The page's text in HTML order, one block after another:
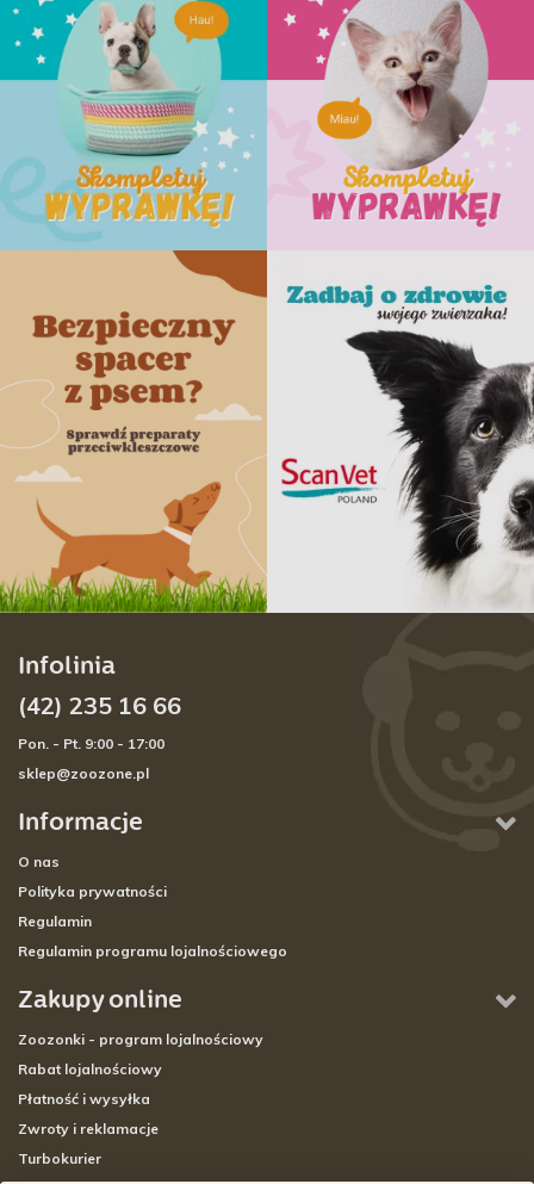
Informacje
O nas
Polityka prywatności
Regulamin
Regulamin programu lojalnościowego
Zakupy online
Zoozonki - program lojalnościowy
Rabat lojalnościowy
Płatność i wysyłka
Zwroty i reklamacje
Turbokurier
Infolinia
(42) 235 16 66
Pon. - Pt. 9:00 - 17:00
sklep@zoozone.pl